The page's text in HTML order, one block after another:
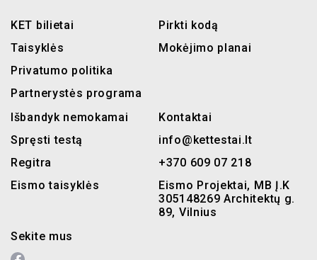
KET bilietai
Taisyklės
Privatumo politika
Partnerystės programa
Pirkti kodą
Mokėjimo planai
Išbandyk nemokamai
Spręsti testą
Regitra
Eismo taisyklės
Sekite mus
Kontaktai
info@kettestai.lt
+370 609 07 218
Eismo Projektai, MB Į.K
305148269 Architektų g.
89, Vilnius